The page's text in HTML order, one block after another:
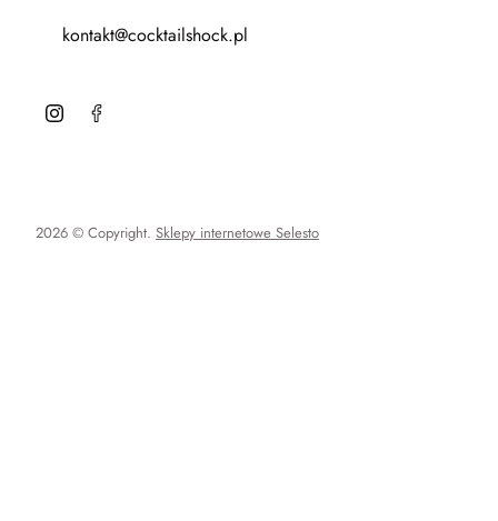
kontakt@cocktailshock.pl
2026 © Copyright. Sklepy internetowe Selesto